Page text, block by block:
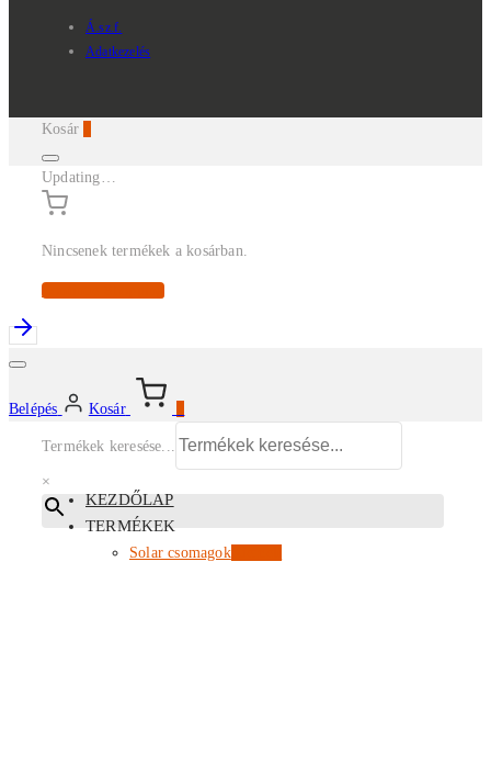
Á.sz.f.
Adatkezelés
Kosár
Updating…
Nincsenek termékek a kosárban.
Continue Shopping
Belépés Kosár
Termékek keresése...
×
KEZDŐLAP
TERMÉKEK
Solar csomagokKiemelt